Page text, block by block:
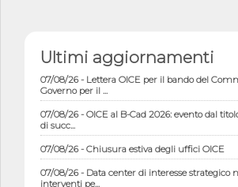
Ultimi aggiornamenti
07/08/26 - Lettera OICE per il bando del
Governo per il ...
07/08/26 - OICE al B-Cad 2026: evento dal
di succ...
07/08/26 - Chiusura estiva degli uffici OICE
07/08/26 - Data center di interesse strategico
interventi pe...